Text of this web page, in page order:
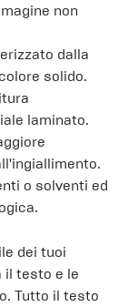
non
dalla
solido.
laminato.
o solventi ed
dei tuoi
il testo e le
Tutto il testo